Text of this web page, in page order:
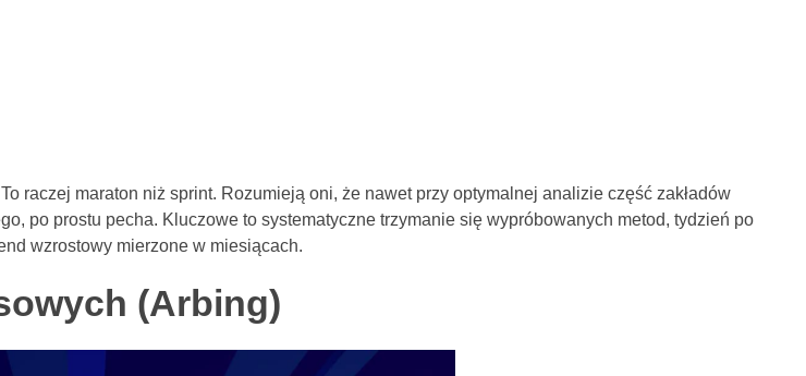
raczej maraton niż sprint. Rozumieją oni, że nawet przy optymalnej analizie część zakładów
po prostu pecha. Kluczowe to systematyczne trzymanie się wypróbowanych metod, tydzień po
wzrostowy mierzone w miesiącach.
(Arbing)